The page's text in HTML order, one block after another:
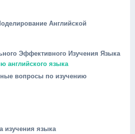
Английской
Эффективного Изучения Языка
английского языка
вопросы по изучению
изучения языка